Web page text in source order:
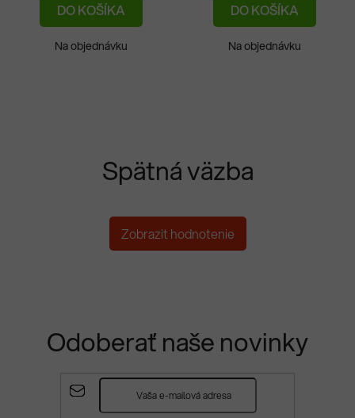
DO KOŠÍKA
Na objednávku
DO KOŠÍKA
Na objednávku
Spätná väzba
Zobrazit hodnotenie
Odoberať naše novinky